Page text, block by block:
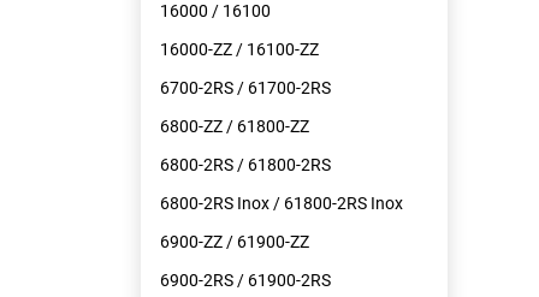
16000 / 16100
16000-ZZ / 16100-ZZ
6700-2RS / 61700-2RS
6800-ZZ / 61800-ZZ
6800-2RS / 61800-2RS
6800-2RS Inox / 61800-2RS Inox
6900-ZZ / 61900-ZZ
6900-2RS / 61900-2RS